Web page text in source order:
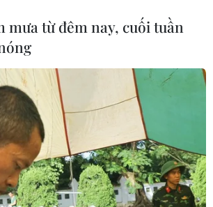
mưa từ đêm nay, cuối tuần